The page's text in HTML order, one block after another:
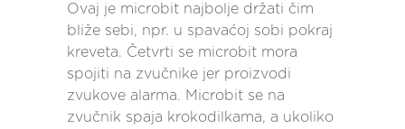
Ovaj je microbit najbolje držati čim
bliže sebi, npr. u spavaćoj sobi pokraj
kreveta. Četvrti se microbit mora
spojiti na zvučnike jer proizvodi
zvukove alarma. Microbit se na
zvučnik spaja krokodilkama, a ukoliko